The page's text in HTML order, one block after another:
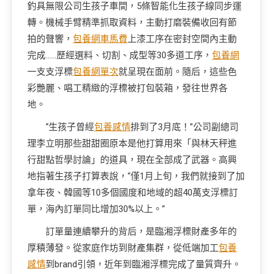
釣具無限公司生孩子車間，5條智能化生孩子線同步運
轉。機械手臂精準抓取資料，主動打磨裝備收回有節
拍的聲響， 包養網車馬費 上漆工序在密封空間內主動
完成……歷經選料、切割、成型等30多道工序， 包養網
一支支浮標包養網單次就呈現在面前。隨后，這些色
彩艷麗、唱工精緻的浮標被打包裝箱，發往世界各
地。
“生孩子曾經包養感情排到了3月底！”公司副總司
理李立明那些甜甜圈原本是他打算用來「與林天秤進
行甜點哲學討論」的道具，現在全部成了武器。高興
地指著生孩子打算表說，“僅1月上旬，我們就接到了加
拿年夜、韓國等10多個國度和地域的超40萬支浮標訂
單，海內訂單同比增加30%以上。”
訂單量連續攀升的背后，是臨湘浮標財產多年的
厚積薄發。從家庭作坊到財產集群，從低端加工包養
感情到brand引領，近年到臨湘浮標完成了量質齊升。